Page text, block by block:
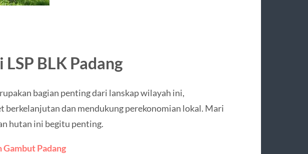
BLK Padang
bagian penting dari lanskap wilayah ini,
berkelanjutan dan mendukung perekonomian lokal. Mari
hutan ini begitu penting.
Gambut Padang